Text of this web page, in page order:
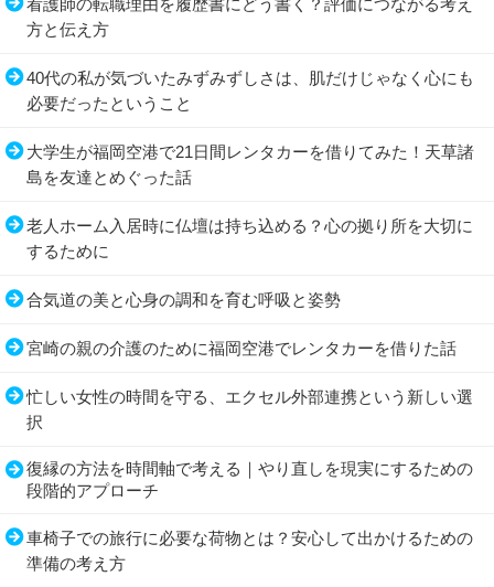
方と伝え方
40代の私が気づいたみずみずしさは、肌だけじゃなく心にも
必要だったということ
大学生が福岡空港で21日間レンタカーを借りてみた！天草諸
島を友達とめぐった話
老人ホーム入居時に仏壇は持ち込める？心の拠り所を大切に
するために
合気道の美と心身の調和を育む呼吸と姿勢
宮崎の親の介護のために福岡空港でレンタカーを借りた話
忙しい女性の時間を守る、エクセル外部連携という新しい選
択
復縁の方法を時間軸で考える｜やり直しを現実にするための
段階的アプローチ
車椅子での旅行に必要な荷物とは？安心して出かけるための
準備の考え方